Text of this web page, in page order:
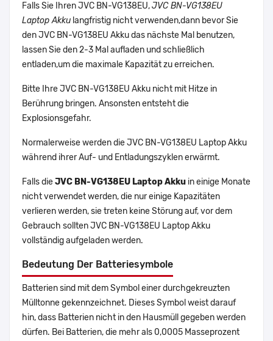
Falls Sie Ihren JVC BN-VG138EU,JVC BN-VG138EU
Laptop Akku langfristig nicht verwenden,dann bevor Sie
den JVC BN-VG138EU Akku das nächste Mal benutzen,
lassen Sie den 2-3 Mal aufladen und schließlich
entladen,um die maximale Kapazität zu erreichen.
Bitte Ihre JVC BN-VG138EU Akku nicht mit Hitze in
Berührung bringen. Ansonsten entsteht die
Explosionsgefahr.
Normalerweise werden die JVC BN-VG138EU Laptop Akku
während ihrer Auf- und Entladungszyklen erwärmt.
Falls dieJVC BN-VG138EU Laptop Akku in einige Monate
nicht verwendet werden, die nur einige Kapazitäten
verlieren werden, sie treten keine Störung auf, vor dem
Gebrauch sollten JVC BN-VG138EU Laptop Akku
vollständig aufgeladen werden.
Bedeutung Der Batteriesymbole
Batterien sind mit dem Symbol einer durchgekreuzten
Mülltonne gekennzeichnet. Dieses Symbol weist darauf
hin, dass Batterien nicht in den Hausmüll gegeben werden
dürfen. Bei Batterien, die mehr als 0,0005 Masseprozent